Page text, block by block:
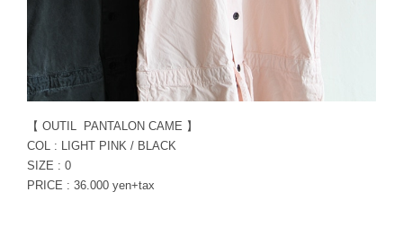
【 OUTIL PANTALON CAME 】
COL : LIGHT PINK / BLACK
SIZE : 0
PRICE : 36.000 yen+tax